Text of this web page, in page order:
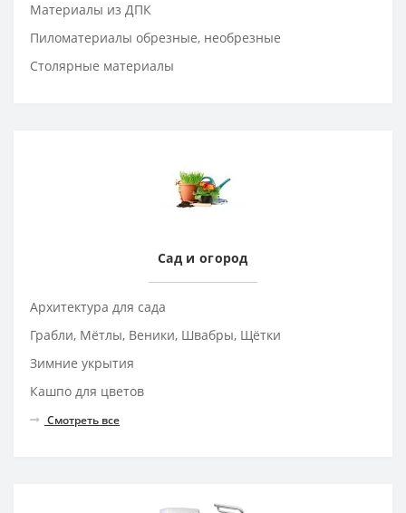
Материалы из ДПК
Пиломатериалы обрезные, необрезные
Столярные материалы
Сад и огород
Архитектура для сада
Грабли, Мётлы, Веники, Швабры, Щётки
Зимние укрытия
Кашпо для цветов
Смотреть все